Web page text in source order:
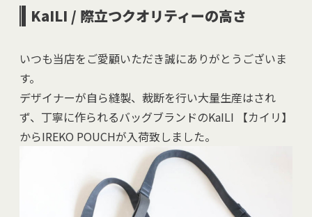
KaILI / 際立つクオリティーの高さ
いつも当店をご愛顧いただき誠にありがとうございま
す。
デザイナーが自ら縫製、裁断を行い大量生産はされ
ず、丁寧に作られるバッグブランドのKaILI 【カイリ】
からIREKO POUCHが入荷致しました。